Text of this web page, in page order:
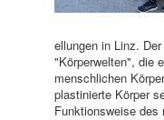
ellungen in Linz.
"Körperwelten", die
menschlichen
plastinierte Körper
Funktionsweise des